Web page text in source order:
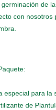
de
con nosotros
especial para la
de